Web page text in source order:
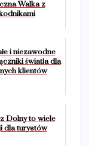
Walka z
i niezawodne
światła dla
klientów
Dolny to wiele
dla turystów